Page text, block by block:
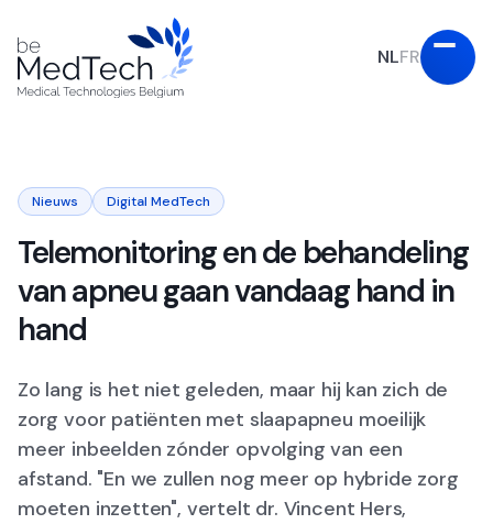
NLFR
Nieuws Digital MedTech
Telemonitoring en de behandeling
van apneu gaan vandaag hand in
hand
Zo lang is het niet geleden, maar hij kan zich de
zorg voor patiënten met slaapapneu moeilijk
meer inbeelden zónder opvolging van een
afstand. "En we zullen nog meer op hybride zorg
moeten inzetten", vertelt dr. Vincent Hers,